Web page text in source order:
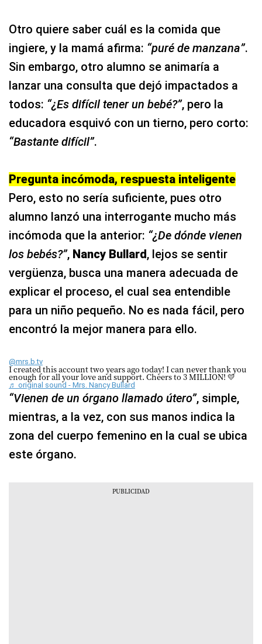
Otro quiere saber cuál es la comida que
ingiere, y la mamá afirma: “puré de manzana”.
Sin embargo, otro alumno se animaría a
lanzar una consulta que dejó impactados a
todos: “¿Es difícil tener un bebé?”, pero la
educadora esquivó con un tierno, pero corto:
“Bastante difícil”.
Pregunta incómoda, respuesta inteligente
Pero, esto no sería suficiente, pues otro
alumno lanzó una interrogante mucho más
incómoda que la anterior: “¿De dónde vienen
los bebés?”, Nancy Bullard, lejos se sentir
vergüenza, busca una manera adecuada de
explicar el proceso, el cual sea entendible
para un niño pequeño. No es nada fácil, pero
encontró la mejor manera para ello.
@mrs.b.tv
I created this account two years ago today! I can never thank you
enough for all your love and support. Cheers to 3 MILLION! 💛
♬ original sound - Mrs. Nancy Bullard
“Vienen de un órgano llamado útero”, simple,
mientras, a la vez, con sus manos indica la
zona del cuerpo femenino en la cual se ubica
este órgano.